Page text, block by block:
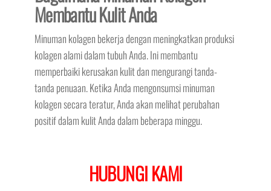
Membantu Kulit Anda
Minuman kolagen bekerja dengan meningkatkan produksi
kolagen alami dalam tubuh Anda. Ini membantu
memperbaiki kerusakan kulit dan mengurangi tanda-
tanda penuaan. Ketika Anda mengonsumsi minuman
kolagen secara teratur, Anda akan melihat perubahan
positif dalam kulit Anda dalam beberapa minggu.
HUBUNGI KAMI